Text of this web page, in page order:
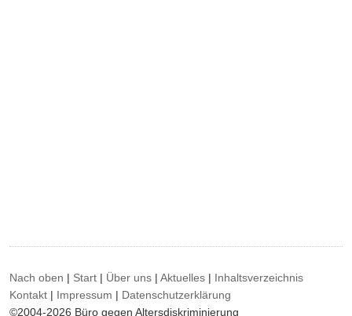
Nach oben | Start | Über uns |Aktuelles | Inhaltsverzeichnis
Kontakt | Impressum | Datenschutzerklärung
©2004-2026 Büro gegen Altersdiskriminierung